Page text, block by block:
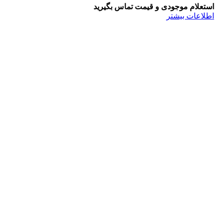
استعلام موجودی و قیمت تماس بگیرید
اطلاعات بیشتر